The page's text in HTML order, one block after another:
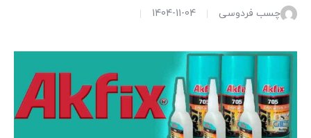
چسب فردوسی 1404-11-04